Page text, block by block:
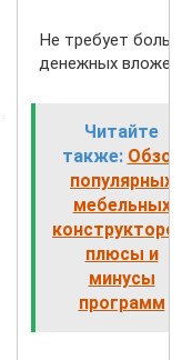
Не требует
денежных
Читайте
также: Обзор
популярных
мебельных
конструкторов,
плюсы и
минусы
программ